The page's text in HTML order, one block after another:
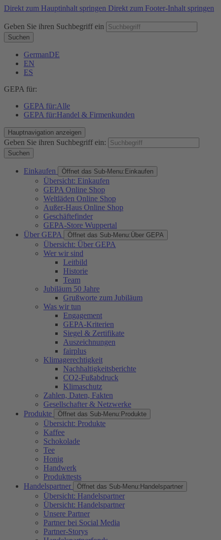
Direkt zum Hauptinhalt springen Direkt zum Footer-Inhalt springen
Geben Sie ihren Suchbegriff ein
Suchen
GermanDE
EN
ES
GEPA für:
GEPA für:Alle
GEPA für:Handel & Firmenkunden
Hauptnavigation anzeigen
Geben Sie ihren Suchbegriff ein:
Suchen
Einkaufen Öffnet das Sub-Menu: Einkaufen
Übersicht: Einkaufen
GEPA Online Shop
Weltläden Online Shop
Außer-Haus Online Shop
Geschäftefinder
GEPA-Store Wuppertal
Über GEPA
Öffnet das Sub-Menu:Über GEPA
Übersicht: Über GEPA
Wer wir sind
Leitbild
Historie
Team
Jubiläum 50 Jahre
Grußworte zum Jubiläum
Was wir tun
Engagement
GEPA-Kriterien
Siegel & Zertifikate
Auszeichnungen
fairplus
Klimagerechtigkeit
Nachhaltigkeitsberichte
CO2-Fußabdruck
Klimaschutz
Zahlen, Daten, Fakten
Gesellschafter & Netzwerke
Produkte
Öffnet das Sub-Menu: Produkte
Übersicht: Produkte
Kaffee
Schokolade
Tee
Honig
Handwerk
Produkttests
Handelspartner
Öffnet das Sub-Menu: Handelspartner
Übersicht: Handelspartner
Übersicht: Handelspartner
Unsere Partner
Partner bei Social Media
Partner-Storys